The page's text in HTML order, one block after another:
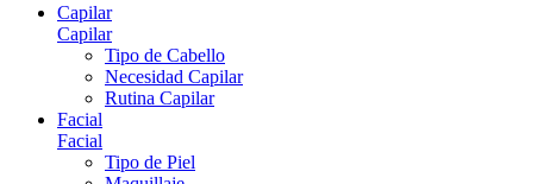
Capilar
Capilar
Tipo de Cabello
Necesidad Capilar
Rutina Capilar
Facial
Facial
Tipo de Piel